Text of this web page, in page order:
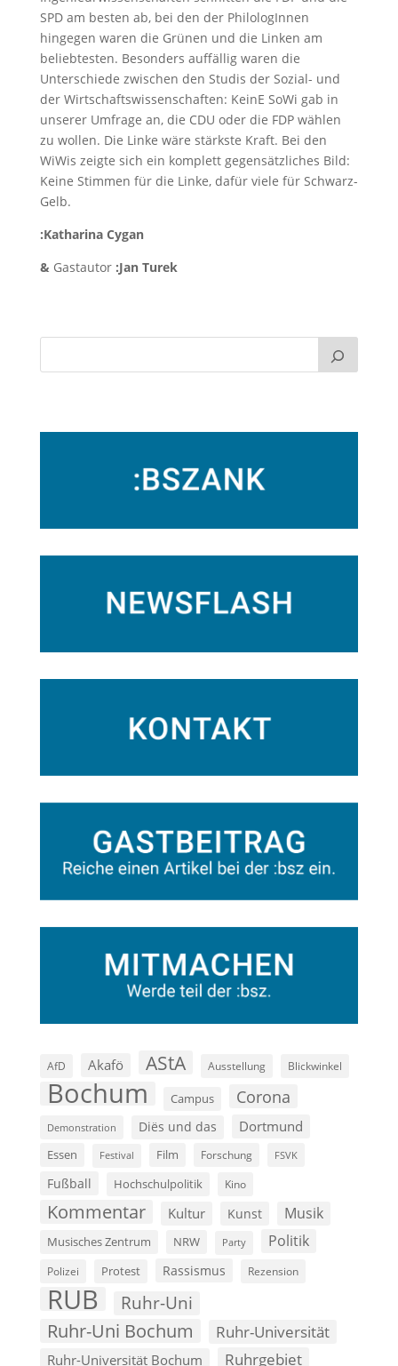
SPD am besten ab, bei den der PhilologInnen
hingegen waren die Grünen und die Linken am
beliebtesten. Besonders auffällig waren die
Unterschiede zwischen den Studis der Sozial- und
der Wirtschaftswissenschaften: KeinE SoWi gab in
unserer Umfrage an, die CDU oder die FDP wählen
zu wollen. Die Linke wäre stärkste Kraft. Bei den
WiWis zeigte sich ein komplett gegensätzliches Bild:
Keine Stimmen für die Linke, dafür viele für Schwarz-
Gelb.
:Katharina Cygan
& Gastautor :Jan Turek
AfD Akafö AStA Ausstellung Blickwinkel
Bochum Campus Corona
Demonstration Diës und das Dortmund
Essen Festival Film Forschung FSVK
Fußball Hochschulpolitik Kino
Kommentar Kultur Kunst Musik
Musisches Zentrum NRW Party Politik
Polizei Protest Rassismus Rezension
RUB Ruhr-Uni
Ruhr-Uni Bochum Ruhr-Universität
Ruhr-Universität Bochum Ruhrgebiet